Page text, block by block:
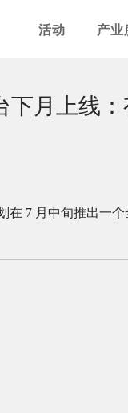
活动 产业
月上线：
在 7 月中旬推出一